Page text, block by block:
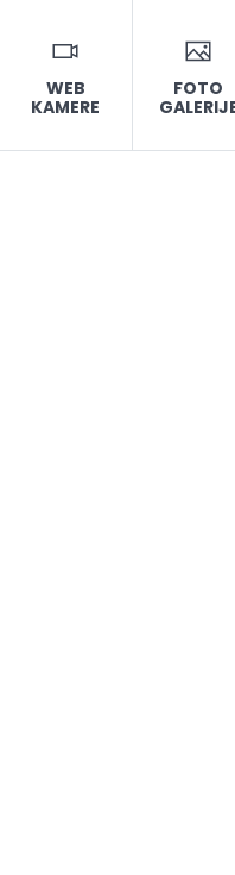
WEB
KAMERE
FOTO